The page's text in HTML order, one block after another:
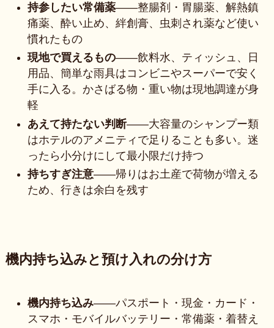
持参したい常備薬——整腸剤・胃腸薬、解熱鎮
痛薬、酔い止め、絆創膏、虫刺され薬など使い
慣れたもの
現地で買えるもの——飲料水、ティッシュ、日
用品、簡単な雨具はコンビニやスーパーで安く
手に入る。かさばる物・重い物は現地調達が身
軽
あえて持たない判断——大容量のシャンプー類
はホテルのアメニティで足りることも多い。迷
ったら小分けにして最小限だけ持つ
持ちすぎ注意——帰りはお土産で荷物が増える
ため、行きは余白を残す
機内持ち込みと預け入れの分け方
機内持ち込み——パスポート・現金・カード・
スマホ・モバイルバッテリー・常備薬・着替え